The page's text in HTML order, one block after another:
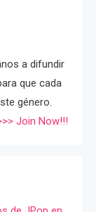
a difundir
que cada
género.
Join Now!!!